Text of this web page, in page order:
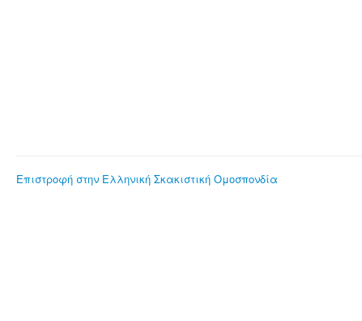
Επιστροφή στην Ελληνική Σκακιστική Ομοσπονδία